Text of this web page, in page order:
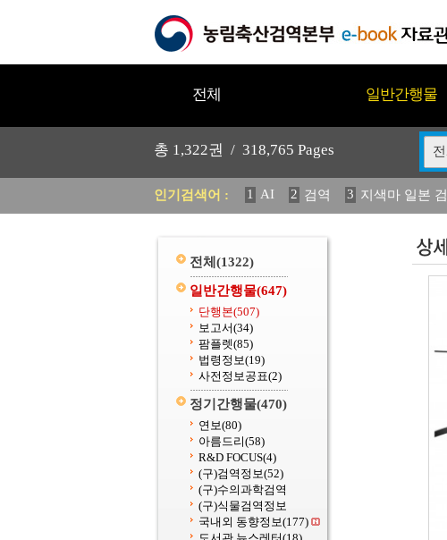
전체 일반간행물
총 1,322권 / 318,765 Pages
인기검색어 : 1 AI 2 검역 3 지색마 일본
11 2025 12 중독성 식물 도감
전체 (1322)
일반간행물(647)
단행본(507)
보고서(34)
팜플렛(85)
법령정보(19)
사전정보공표(2)
정기간행물(470)
연보(80)
아름드리(58)
R&D FOCUS(4)
(구)검역정보(52)
(구)수의과학검역
(구)식물검역정보
국내외 동향정보(177)